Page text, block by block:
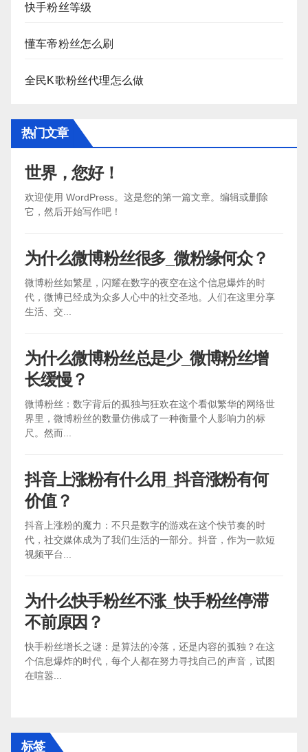
快手粉丝等级
懂车帝粉丝怎么刷
全民K歌粉丝代理怎么做
热门文章
世界，您好！
欢迎使用 WordPress。这是您的第一篇文章。编辑或删除
它，然后开始写作吧！
为什么微博粉丝很多_微粉缘何众？
微博粉丝如繁星，闪耀在数字的夜空在这个信息爆炸的时
代，微博已经成为众多人心中的社交圣地。人们在这里分享
生活、交...
为什么微博粉丝总是少_微博粉丝增
长缓慢？
微博粉丝：数字背后的孤独与狂欢在这个看似繁华的网络世
界里，微博粉丝的数量仿佛成了一种衡量个人影响力的标
尺。然而...
抖音上涨粉有什么用_抖音涨粉有何
价值？
抖音上涨粉的魔力：不只是数字的游戏在这个快节奏的时
代，社交媒体成为了我们生活的一部分。抖音，作为一款短
视频平台...
为什么快手粉丝不涨_快手粉丝停滞
不前原因？
快手粉丝增长之谜：是算法的冷落，还是内容的孤独？在这
个信息爆炸的时代，每个人都在努力寻找自己的声音，试图
在喧嚣...
标签